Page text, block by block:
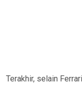
Terakhir, selain